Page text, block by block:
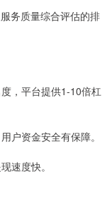
务质量综合评估的排
，平台提供1-10倍杠
户资金安全有保障。
速度快。